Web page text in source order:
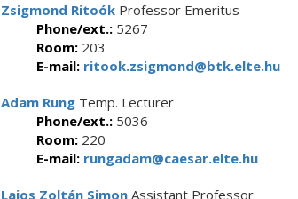
Zsigmond Ritoók Professor Emeritus
Phone/ext.: 5267
Room: 203
E-mail: ritook.zsigmond@btk.elte.hu
Adam Rung Temp. Lecturer
Phone/ext.: 5036
Room: 220
E-mail: rungadam@caesar.elte.hu
Lajos Zoltán Simon Assistant Professor